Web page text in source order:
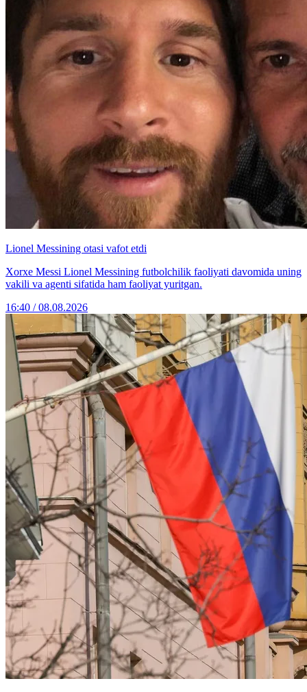
Lionel Messining otasi vafot etdi
Xorxe Messi Lionel Messining futbolchilik faoliyati davomida uning
vakili va agenti sifatida ham faoliyat yuritgan.
16:40 / 08.08.2026